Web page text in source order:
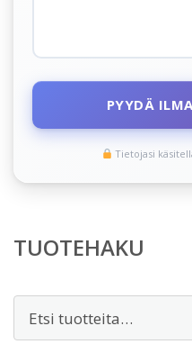
PYYDÄ
Tietojasi
TUOTEHAKU